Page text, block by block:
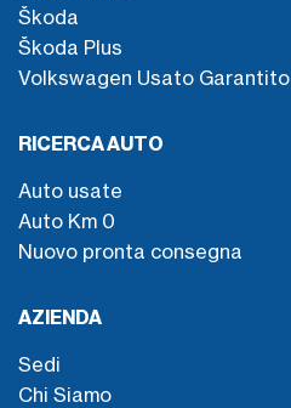
Škoda
Škoda Plus
Volkswagen Usato Garantito
RICERCA AUTO
Auto usate
Auto Km 0
Nuovo pronta consegna
AZIENDA
Sedi
Chi Siamo